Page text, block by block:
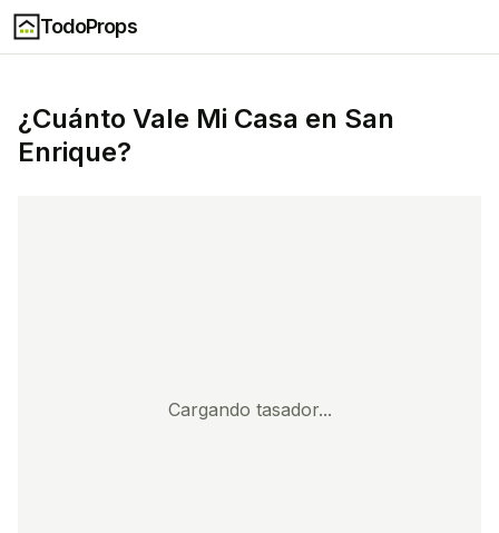
TodoProps
¿Cuánto Vale Mi Casa en San
Enrique?
Cargando tasador...